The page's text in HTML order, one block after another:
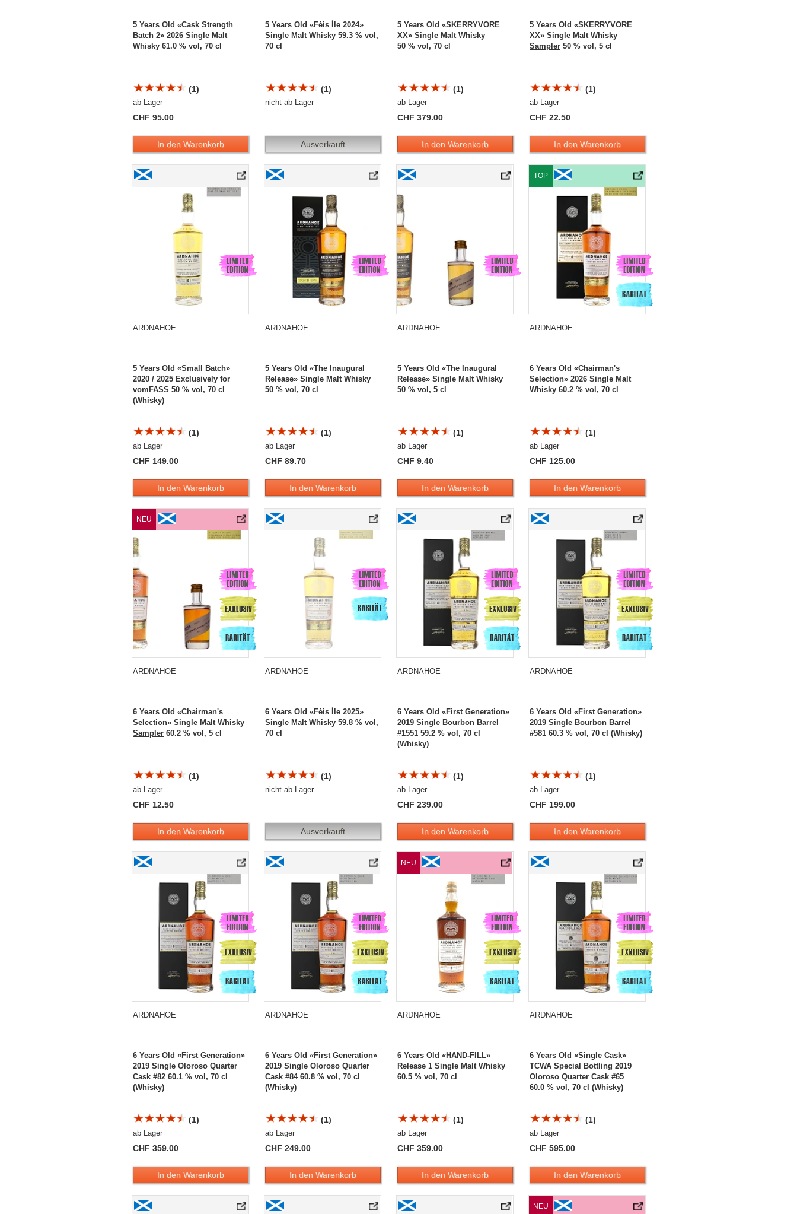
5 Years Old «Cask Strength
Batch 2» 2026 Single Malt
Whisky 61.0 % vol, 70 cl
(1)
ab Lager
CHF 95.00
In den Warenkorb
5 Years Old «Fèis Ìle 2024»
Single Malt Whisky 59.3 % vol,
70 cl
(1)
nicht ab Lager
Ausverkauft
5 Years Old «SKERRYVORE
XX» Single Malt Whisky
50 % vol, 70 cl
(1)
ab Lager
CHF 379.00
In den Warenkorb
5 Years Old «SKERRYVORE
XX» Single Malt Whisky
Sampler 50 % vol, 5 cl
(1)
ab Lager
CHF 22.50
In den Warenkorb
Ardnahoe 5 Years Old «Small Batch» 2020 / 2025 Exclusively for vomFASS
ARDNAHOE
5 Years Old «Small Batch»
2020 / 2025 Exclusively for
vomFASS 50 % vol, 70 cl
(Whisky)
(1)
ab Lager
CHF 149.00
In den Warenkorb
Ardnahoe 5 Years Old «The Inaugural Release» Single Malt Whisky
ARDNAHOE
5 Years Old «The Inaugural
Release» Single Malt Whisky
50 % vol, 70 cl
(1)
ab Lager
CHF 89.70
In den Warenkorb
Ardnahoe 5 Years Old «The Inaugural Release» Single Malt Whisky
ARDNAHOE
5 Years Old «The Inaugural
Release» Single Malt Whisky
50 % vol, 5 cl
(1)
ab Lager
CHF 9.40
In den Warenkorb
Ardnahoe 6 Years Old «Chairman`s Selection» 2026 Single Malt Whisky
TOP
ARDNAHOE
6 Years Old «Chairman's
Selection» 2026 Single Malt
Whisky 60.2 % vol, 70 cl
(1)
ab Lager
CHF 125.00
In den Warenkorb
Ardnahoe 6 Years Old «Chairman`s Selection» Single Malt Whisky Sampler
NEU
ARDNAHOE
6 Years Old «Chairman's
Selection» Single Malt Whisky
Sampler 60.2 % vol, 5 cl
(1)
ab Lager
CHF 12.50
In den Warenkorb
Ardnahoe 6 Years Old «Fèis Ìle 2025» Single Malt Whisky
ARDNAHOE
6 Years Old «Fèis Ìle 2025»
Single Malt Whisky 59.8 % vol,
70 cl
(1)
nicht ab Lager
Ausverkauft
Ardnahoe 6 Years Old «First Generation» 2019 Single Bourbon Barrel #1551
ARDNAHOE
6 Years Old «First Generation»
2019 Single Bourbon Barrel
#1551 59.2 % vol, 70 cl
(Whisky)
(1)
ab Lager
CHF 239.00
In den Warenkorb
Ardnahoe 6 Years Old «First Generation» 2019 Single Bourbon Barrel #581
ARDNAHOE
6 Years Old «First Generation»
2019 Single Bourbon Barrel
#581 60.3 % vol, 70 cl (Whisky)
(1)
ab Lager
CHF 199.00
In den Warenkorb
Ardnahoe 6 Years Old «First Generation» 2019 Single Oloroso Quarter Cask #82
ARDNAHOE
6 Years Old «First Generation»
2019 Single Oloroso Quarter
Cask #82 60.1 % vol, 70 cl
(Whisky)
(1)
ab Lager
CHF 359.00
In den Warenkorb
Ardnahoe 6 Years Old «First Generation» 2019 Single Oloroso Quarter Cask #84
ARDNAHOE
6 Years Old «First Generation»
2019 Single Oloroso Quarter
Cask #84 60.8 % vol, 70 cl
(Whisky)
(1)
ab Lager
CHF 249.00
In den Warenkorb
Ardnahoe 6 Years Old «HAND-FILL» Release 1 Single Malt Whisky
NEU
ARDNAHOE
6 Years Old «HAND-FILL»
Release 1 Single Malt Whisky
60.5 % vol, 70 cl
(1)
ab Lager
CHF 359.00
In den Warenkorb
Ardnahoe 6 Years Old «Single Cask» TCWA Special Bottling 2019 Oloroso Quarter
Cask #65
ARDNAHOE
6 Years Old «Single Cask»
TCWA Special Bottling 2019
Oloroso Quarter Cask #65
60.0 % vol, 70 cl (Whisky)
(1)
ab Lager
CHF 595.00
In den Warenkorb
Ardnahoe 6 Years Old «Single Cask» Vinoble Finnland 2019 Oloroso Quarter Cask #87
Ardnahoe 6 Years Old «Single Cask» 120th ann. of Flickenschild 2019 Single Bourbon Barrel #570
Ardnahoe 6 Years Old «Single Cask» for Danish Retailers 2019 Bourbon Barrel #1548
Ardnahoe 6 Years Old «Single Cask» Japan Exclusive 2019 Bourbon Barrel #1374
NEU